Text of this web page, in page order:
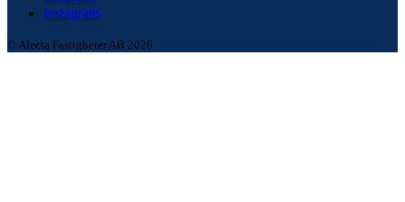
Instagram
© Alecta Fastigheter AB 2026